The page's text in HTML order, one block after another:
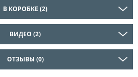
В КОРОБКЕ (2)
ВИДЕО (2)
ОТЗЫВЫ (0)